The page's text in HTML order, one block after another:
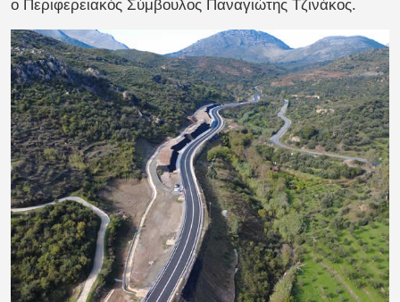
ο Περιφερειακός Σύμβουλος Παναγιώτης Τζινάκος.